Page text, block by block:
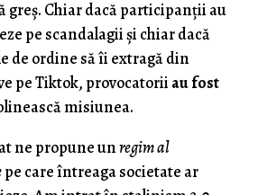
greș. Chiar dacă participanții au
pe scandalagii și chiar dacă
de ordine să îi extragă din
pe Tiktok, provocatorii au fost
misiunea.
ne propune unregim al
pe care întreaga societate ar